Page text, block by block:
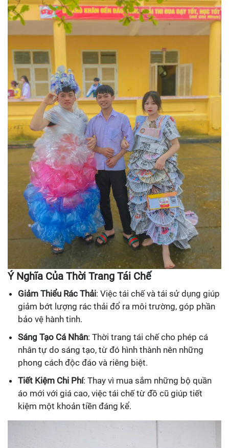
Ý Nghĩa Của Thời Trang Tái Chế
Giảm Thiểu Rác Thải: Việc tái chế và tái sử dụng giúp
giảm bớt lượng rác thải đổ ra môi trường, góp phần
bảo vệ hành tinh.
Sáng Tạo Cá Nhân: Thời trang tái chế cho phép cá
nhân tự do sáng tạo, từ đó hình thành nên những
phong cách độc đáo và riêng biệt.
Tiết Kiệm Chi Phí: Thay vì mua sắm những bộ quần
áo mới với giá cao, việc tái chế từ đồ cũ giúp tiết
kiệm một khoản tiền đáng kể.